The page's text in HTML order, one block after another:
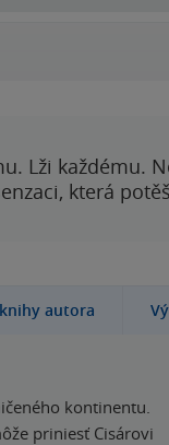
Lži každému.
která
autora
kontinentu.
priniesť Cisárovi